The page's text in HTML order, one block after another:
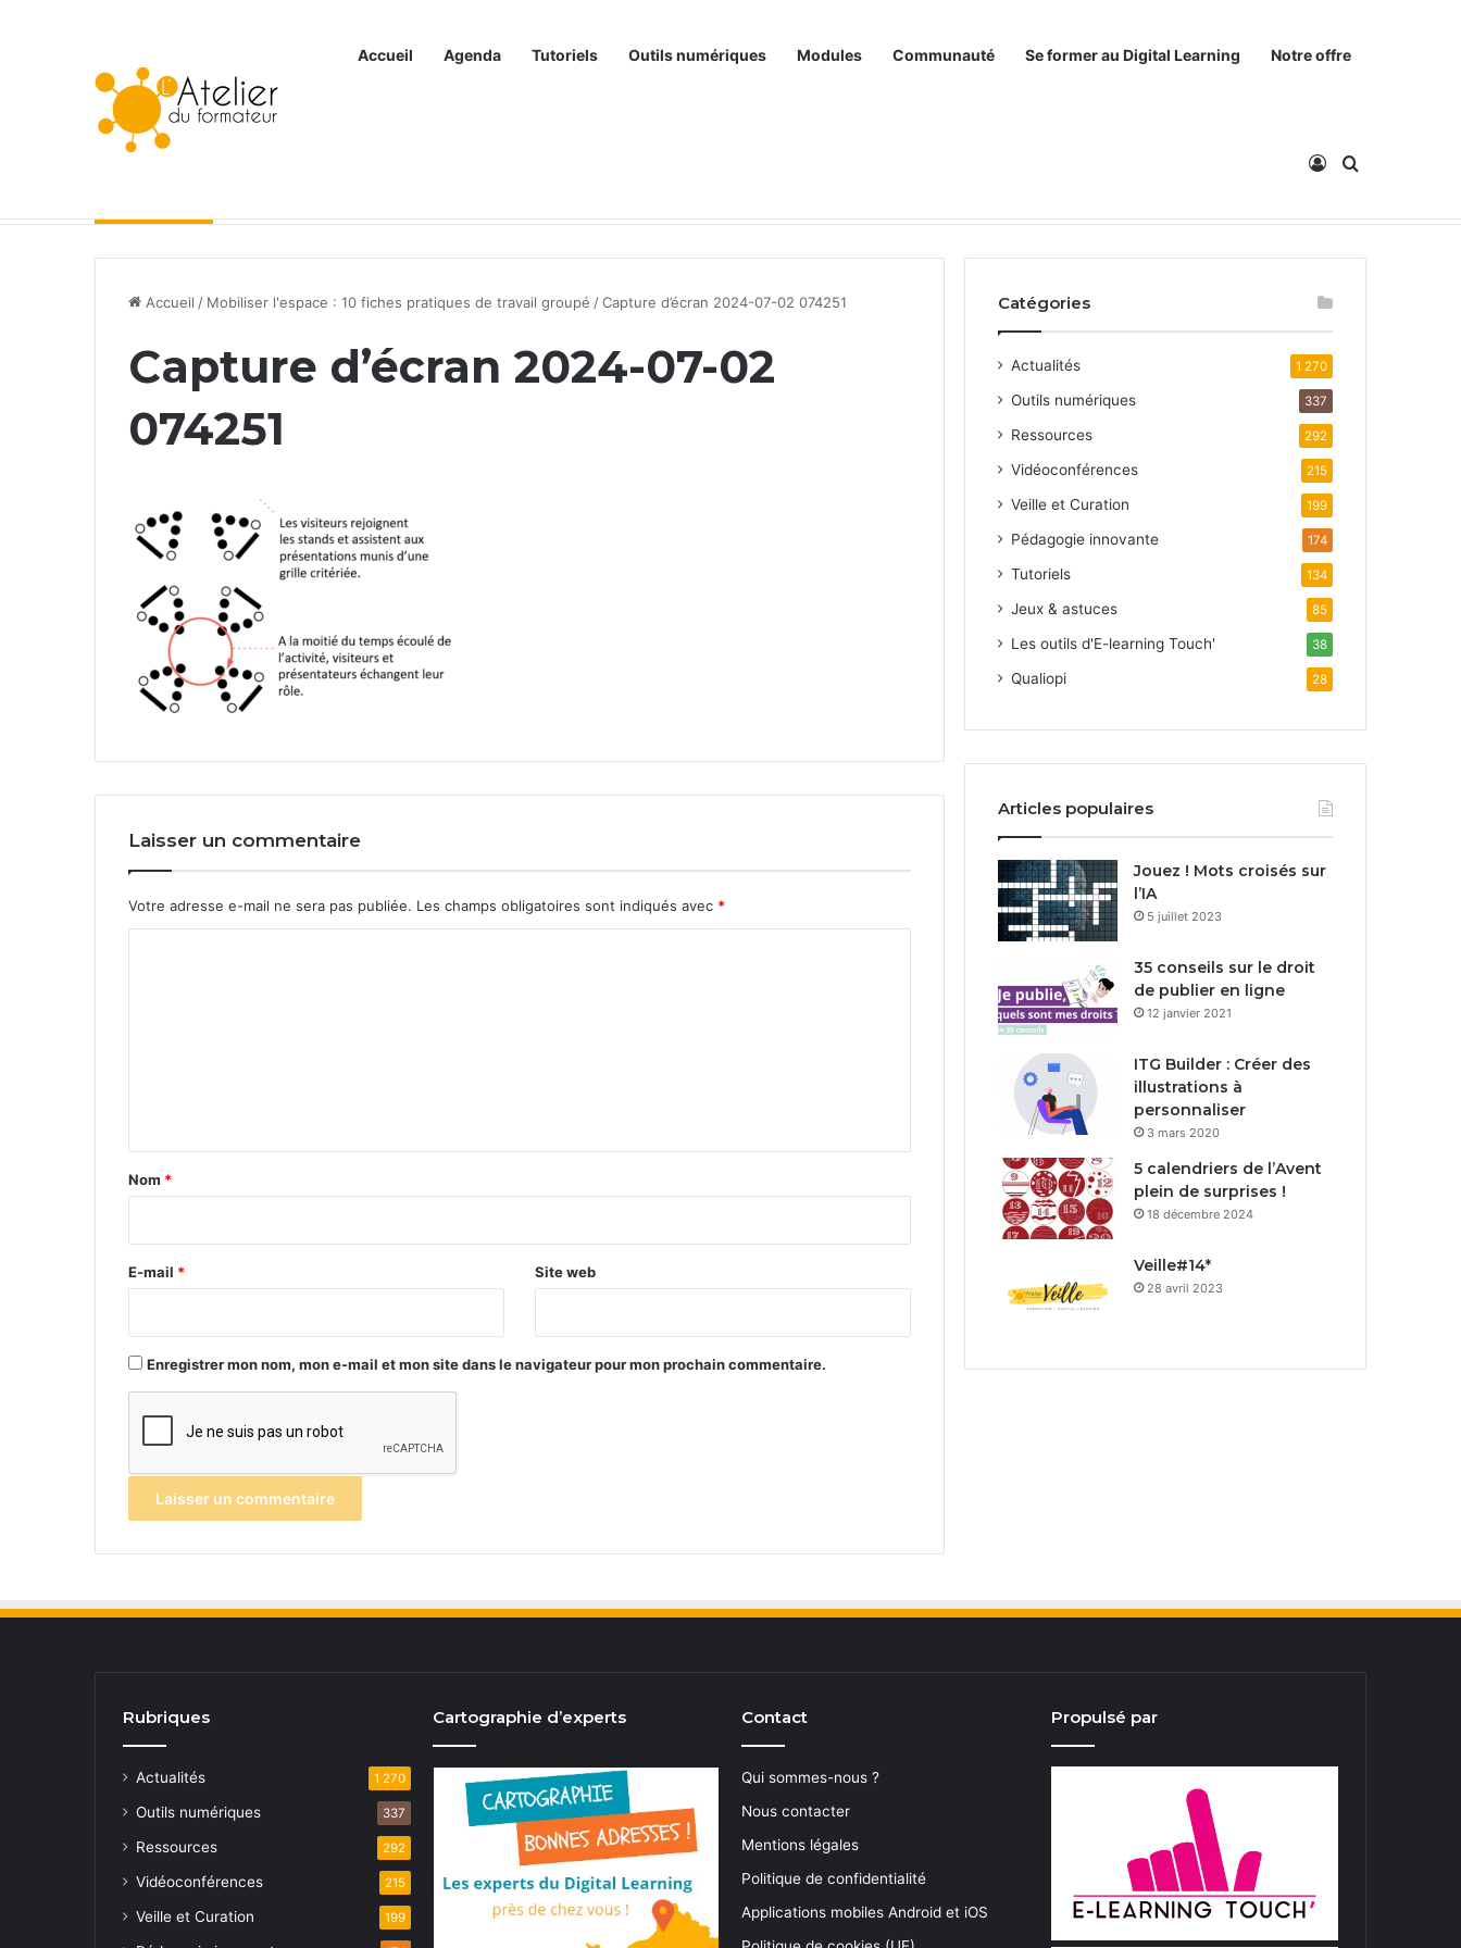
Accueil Agenda Tutoriels Outils numériques Modules Communauté Se former au Digital Learning Notre offre
Connexion
Rechercher
Accueil / Mobiliser l'espace : 10 fiches pratiques de travail groupé /Capture d’écran 2024-07-02 074251
Capture d’écran 2024-07-02
074251
Laisser un commentaire
Votre adresse e-mail ne sera pas publiée. Les champs obligatoires sont indiqués avec *
a
e
Nom *
E-mail * Site web
Enregistrer mon nom, mon e-mail et mon site dans le navigateur pour mon prochain commentaire.
Catégories
Actualités 1 270
Outils numériques 337
Ressources 292
Vidéoconférences 215
Veille et Curation 199
Pédagogie innovante 174
Tutoriels 134
Jeux & astuces 85
Les outils d'E-learning Touch' 38
Qualiopi 28
Articles populaires
Jouez ! Mots croisés sur
l’IA
5 juillet 2023
35 conseils sur le droit
de publier en ligne
12 janvier 2021
ITG Builder : Créer des
illustrations à
personnaliser
3 mars 2020
5 calendriers de l’Avent
plein de surprises !
18 décembre 2024
Veille#14*
28 avril 2023
Rubriques
Actualités 1 270
Outils numériques 337
Ressources 292
Vidéoconférences 215
Veille et Curation 199
Cartographie d’experts Contact
Qui sommes-nous ?
Nous contacter
Mentions légales
Politique de confidentialité
Applications mobiles Android et iOS
Propulsé par